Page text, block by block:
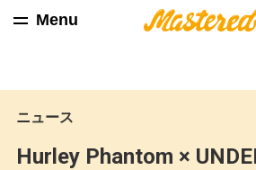
Menu
ニュース
Hurley Phantom ×